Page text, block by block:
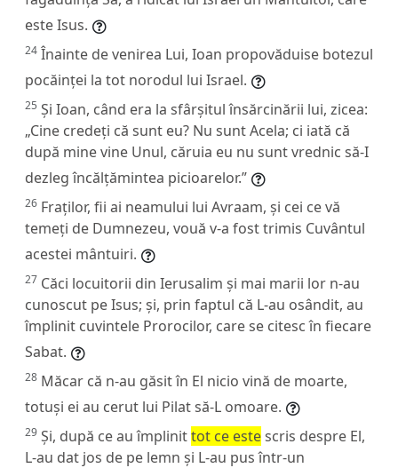
este Isus.
24 Înainte de venirea Lui, Ioan propovăduise botezul
pocăinței la tot norodul lui Israel.
25 Și Ioan, când era la sfârșitul însărcinării lui, zicea:
„Cine credeți că sunt eu? Nu sunt Acela; ci iată că
după mine vine Unul, căruia eu nu sunt vrednic să-I
dezleg încălțămintea picioarelor.”
26 Fraților, fii ai neamului lui Avraam, și cei ce vă
temeți de Dumnezeu, vouă v-a fost trimis Cuvântul
acestei mântuiri.
27 Căci locuitorii din Ierusalim și mai marii lor n-au
cunoscut pe Isus; și, prin faptul că L-au osândit, au
împlinit cuvintele Prorocilor, care se citesc în fiecare
Sabat.
28 Măcar că n-au găsit în El nicio vină de moarte,
totuși ei au cerut lui Pilat să-L omoare.
29 Și, după ce au împlinittot ce estescris despre El,
L-au dat jos de pe lemn și L-au pus într-un